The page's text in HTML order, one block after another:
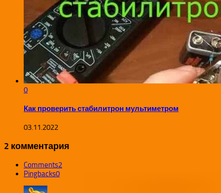
0
Как проверить стабилитрон мультиметром
03.11.2022
2 комментария
Comments2
Pingbacks0